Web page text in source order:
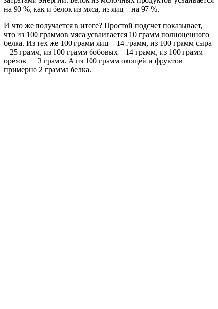
на 90 %, как и белок из мяса, из яиц – на 97 %.
И что же получается в итоге? Простой подсчет показывает,
что из 100 граммов мяса усваивается 10 грамм полноценного
белка. Из тех же 100 грамм яиц – 14 грамм, из 100 грамм сыра
– 25 грамм, из 100 грамм бобовых – 14 грамм, из 100 грамм
орехов – 13 грамм. А из 100 грамм овощей и фруктов –
примерно 2 грамма белка.